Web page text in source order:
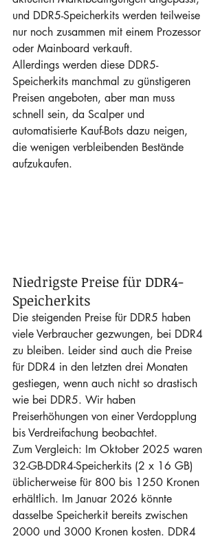
und DDR5-Speicherkits werden teilweise
nur noch zusammen mit einem Prozessor
oder Mainboard verkauft.
Allerdings werden diese DDR5-
Speicherkits manchmal zu günstigeren
Preisen angeboten, aber man muss
schnell sein, da Scalper und
automatisierte Kauf-Bots dazu neigen,
die wenigen verbleibenden Bestände
aufzukaufen.
Niedrigste Preise für DDR4-
Speicherkits
Die steigenden Preise für DDR5 haben
viele Verbraucher gezwungen, bei DDR4
zu bleiben. Leider sind auch die Preise
für DDR4 in den letzten drei Monaten
gestiegen, wenn auch nicht so drastisch
wie bei DDR5. Wir haben
Preiserhöhungen von einer Verdopplung
bis Verdreifachung beobachtet.
Zum Vergleich: Im Oktober 2025 waren
32-GB-DDR4-Speicherkits (2 x 16 GB)
üblicherweise für 800 bis 1250 Kronen
erhältlich. Im Januar 2026 könnte
dasselbe Speicherkit bereits zwischen
2000 und 3000 Kronen kosten. DDR4